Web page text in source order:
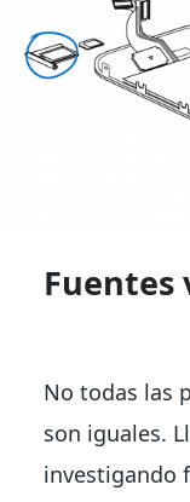
Fuentes
No todas las
son iguales.
investigando